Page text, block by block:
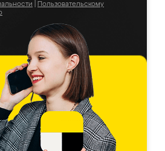
Пользовательскому